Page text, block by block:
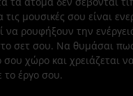
τις μουσικές σου είναι
να ρουφήξουν την
σετ σου. Να θυμάσαι πως
σου χώρο και χρειάζεται
το έργο σου.